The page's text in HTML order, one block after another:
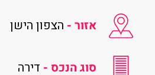
אזור - הצפון הישן
סוג הנכס - דירה